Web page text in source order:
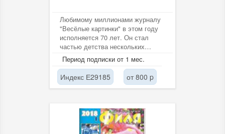
Любимому миллионами журналу
"Весёлые картинки" в этом году
исполняется 70 лет. Он стал
частью детства нескольких
поколений наших
соотечественников и...
Период подписки от 1 мес.
Индекс Е29185 от 800 p